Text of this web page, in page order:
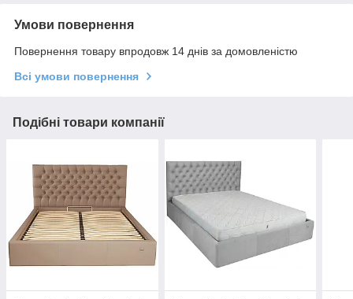
Умови повернення
Повернення товару впродовж 14 днів за домовленістю
Всі умови повернення
Подібні товари компанії